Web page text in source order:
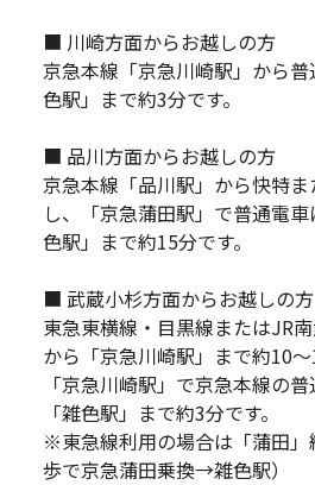
■ 川崎方面からお越しの方
京急本線「京急川崎駅」から
色駅」まで約3分です。
■ 品川方面からお越しの方
京急本線「品川駅」から快特
し、「京急蒲田駅」で普通電
色駅」まで約15分です。
■ 武蔵小杉方面からお越しの方
東急東横線・目黒線またはJR南
から「京急川崎駅」まで約10〜
「京急川崎駅」で京急本線の普
「雑色駅」まで約3分です。
※東急線利用の場合は「蒲田
歩で京急蒲田乗換→雑色駅）